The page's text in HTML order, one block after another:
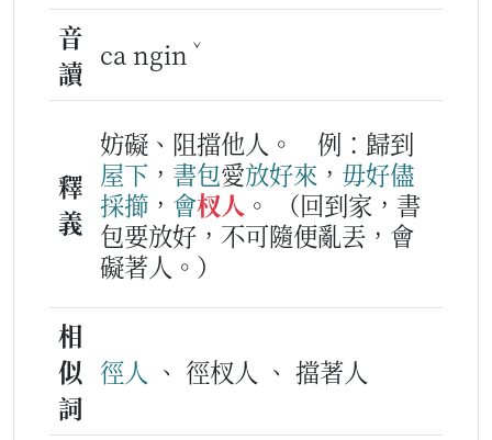
音
讀
ca ngin ˇ
釋
義
妨礙、阻擋他人。
例：歸到
屋下 ， 書包愛放好來 ， 毋好儘
採擳 ， 會杈人 。
（回到家，書
包要放好，不可隨便亂丟，會
礙著人。）
相
似
詞
徑人 、 徑杈人 、 擋著人